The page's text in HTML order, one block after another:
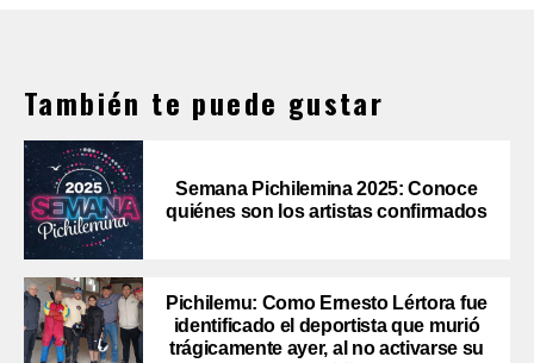
También te puede gustar
Semana Pichilemina 2025: Conoce
quiénes son los artistas confirmados
Pichilemu: Como Ernesto Lértora fue
identificado el deportista que murió
trágicamente ayer, al no activarse su